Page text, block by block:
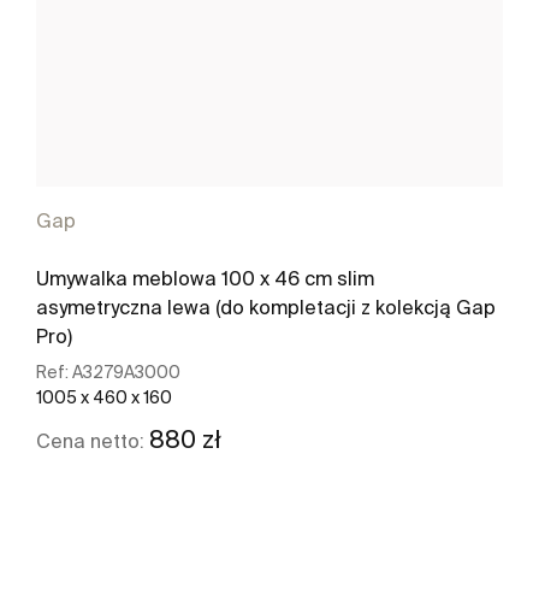
Gap
Umywalka meblowa 100 x 46 cm slim
asymetryczna lewa (do kompletacji z kolekcją Gap
Pro)
Ref: A3279A3000
1005 x 460 x 160
Cena netto: 880 zł